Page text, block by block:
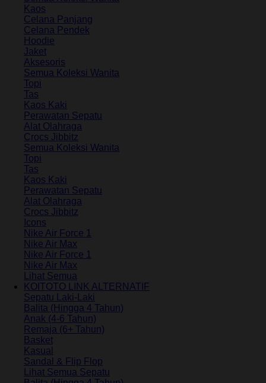
Kaos
Celana Panjang
Celana Pendek
Hoodie
Jaket
Aksesoris
Semua Koleksi Wanita
Topi
Tas
Kaos Kaki
Perawatan Sepatu
Alat Olahraga
Crocs Jibbitz
Semua Koleksi Wanita
Topi
Tas
Kaos Kaki
Perawatan Sepatu
Alat Olahraga
Crocs Jibbitz
Icons
Nike Air Force 1
Nike Air Max
Nike Air Force 1
Nike Air Max
Lihat Semua
KOITOTO LINK ALTERNATIF
Sepatu Laki-Laki
Balita (Hingga 4 Tahun)
Anak (4-6 Tahun)
Remaja (6+ Tahun)
Basket
Kasual
Sandal & Flip Flop
Lihat Semua Sepatu